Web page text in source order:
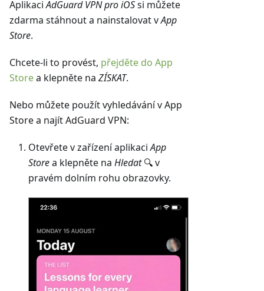
AplikaciAdGuard VPN pro iOSsi můžete
zdarma stáhnout a nainstalovat vApp
Store.
Chcete-li to provést, přejděte do App
Storea klepněte na ZÍSKAT.
Nebo můžete použít vyhledávání v App
Store a najít AdGuard VPN:
Otevřete v zařízení aplikaciApp
Storea klepněte na Hledat🔍 v
pravém dolním rohu obrazovky.